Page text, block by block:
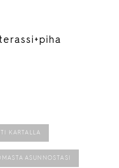
piha
KARTALLA
ASUNNOSTASI